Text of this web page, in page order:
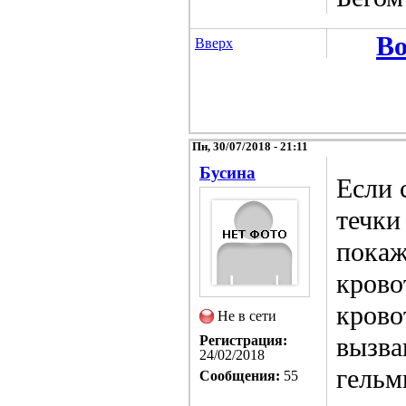
Вверх
Пн, 30/07/2018 - 21:11
Бусина
Не в сети
Регистрация:
24/02/2018
Сообщения: 55
Если